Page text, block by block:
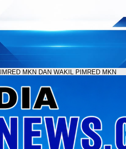
MKN DAN WAKIL PIMRED MKN